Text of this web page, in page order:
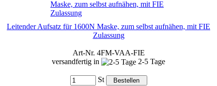
Leitender Aufsatz für 1600N Maske, zum selbst aufnähen, mit FIE
Zulassung
Art-Nr. 4FM-VAA-FIE
versandfertig in
2-5 Tage
St